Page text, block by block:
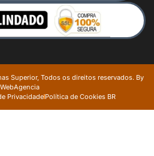
Superior, Todos os direitos reservados. By
WebAgencia
Privacidade Política de Cookies BR